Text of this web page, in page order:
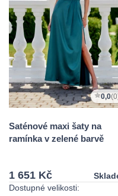
0,0
Saténové maxi šaty na
ramínka v zelené barvě
1 651 Kč
Dostupné velikosti: